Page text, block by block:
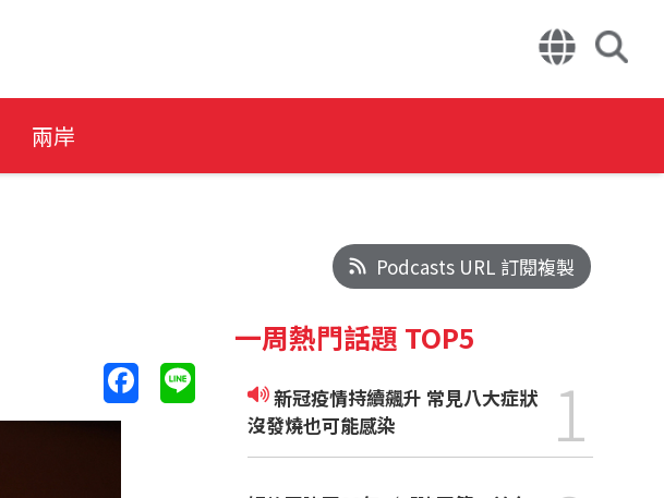
兩岸
Podcasts URL 訂閱複製
一周熱門話題 TOP5
新冠疫情持續飆升 常見八大症狀
沒發燒也可能感染
1